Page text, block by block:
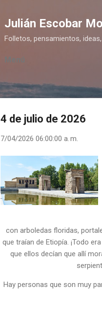
Julián Escobar
Folletos, pensamientos,
Menú
4 de julio de 2026
7/04/2026 06:00:00 a. m.
con arboledas floridas,
que traían de Etiopía. ¡Todo
que ellos decían que allí
Hay personas que son muy